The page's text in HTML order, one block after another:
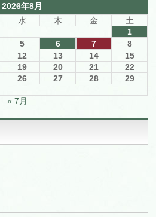
2026年8月
水 木 金
土
1
5 6 7
8
12 13 14
15
19 20 21
22
26 27 28
29
« 7月